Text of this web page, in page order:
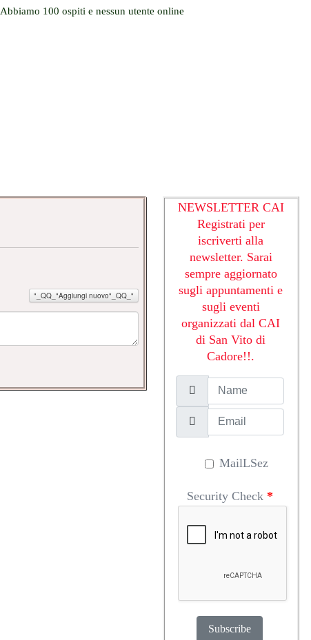
Abbiamo 100 ospiti e nessun utente online
"_QQ_"Aggiungi nuovo"_QQ_"
NEWSLETTER CAI
Registrati per
iscriverti alla
newsletter. Sarai
sempre aggiornato
sugli appuntamenti e
sugli eventi
organizzati dal CAI
di San Vito di
Cadore!!.
MailLSez
Security Check*
Subscribe